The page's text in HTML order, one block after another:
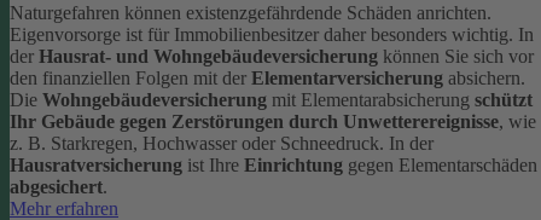
Naturgefahren können existenzgefährdende Schäden anrichten.
Eigenvorsorge ist für Immobilienbesitzer daher besonders wichtig. In
der Hausrat- und Wohngebäudeversicherung können Sie sich vor
den finanziellen Folgen mit der Elementarversicherung absichern.
Die Wohngebäudeversicherung mit Elementarabsicherung schützt
Ihr Gebäude gegen Zerstörungen durch Unwetterereignisse, wie
z. B. Starkregen, Hochwasser oder Schneedruck. In der
Hausratversicherung ist Ihre Einrichtung gegen Elementarschäden
abgesichert.
Mehr erfahren